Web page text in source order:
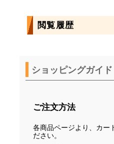
閲覧履歴
ショッピングガイド
ご注文方法
各商品ページより、カー
ださい。